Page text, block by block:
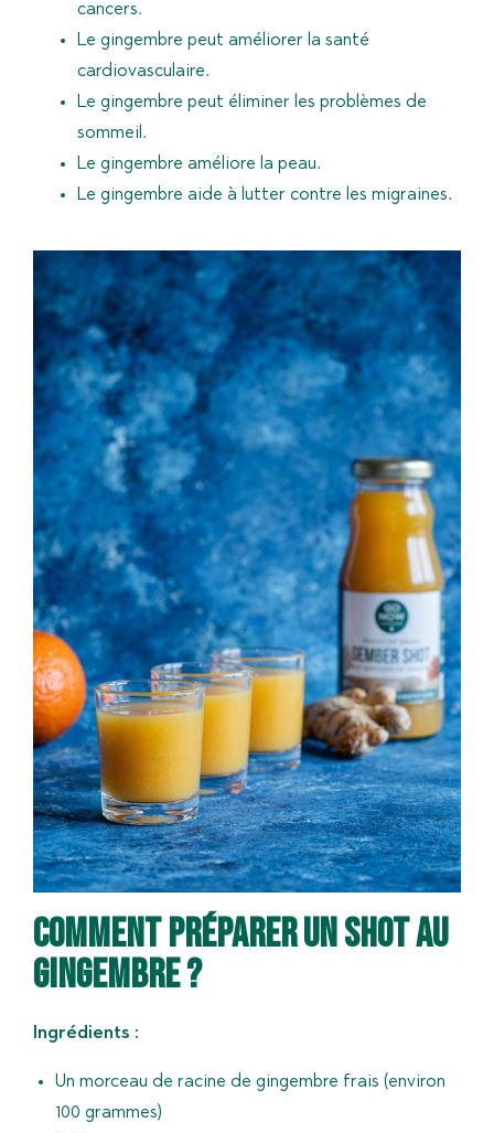
cancers.
Le gingembre peut améliorer la santé
cardiovasculaire.
Le gingembre peut éliminer les problèmes de
sommeil.
Le gingembre améliore la peau.
Le gingembre aide à lutter contre les migraines.
Comment préparer un shot au
gingembre ?
Ingrédients :
Un morceau de racine de gingembre frais (environ
100 grammes)